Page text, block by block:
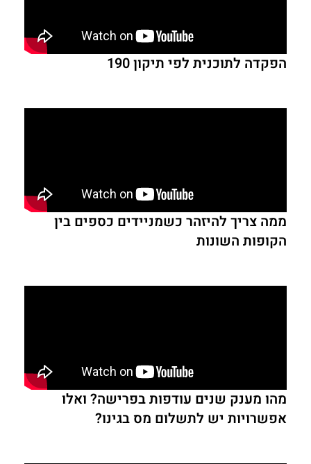
הפקדה לתוכנית לפי תיקון 190
ממה צריך להיזהר כשמניידים כספים בין
הקופות השונות
מהו מענק שנים עודפות בפרישה? ואלו
אפשרויות יש לתשלום מס בגינו?